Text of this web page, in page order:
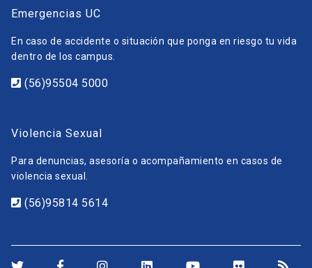
Emergencias UC
En caso de accidente o situación que ponga en riesgo tu vida
dentro de los campus.
(56)95504 5000
Violencia Sexual
Para denuncias, asesoría o acompañamiento en casos de
violencia sexual.
(56)95814 5614